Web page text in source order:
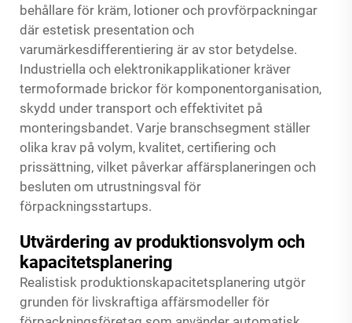
behållare för kräm, lotioner och provförpackningar
där estetisk presentation och
varumärkesdifferentiering är av stor betydelse.
Industriella och elektronikapplikationer kräver
termoformade brickor för komponentorganisation,
skydd under transport och effektivitet på
monteringsbandet. Varje branschsegment ställer
olika krav på volym, kvalitet, certifiering och
prissättning, vilket påverkar affärsplaneringen och
besluten om utrustningsval för
förpackningsstartups.
Utvärdering av produktionsvolym och
kapacitetsplanering
Realistisk produktionskapacitetsplanering utgör
grunden för livskraftiga affärsmodeller för